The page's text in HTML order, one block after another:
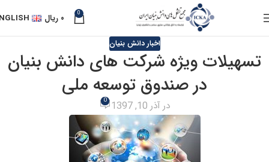
0 ۰ ریال
اخبار دانش بنیان
تسهیلات ویژه شرکت های دانش بنیان
در صندوق توسعه ملی
در آذر 10, 1397 0